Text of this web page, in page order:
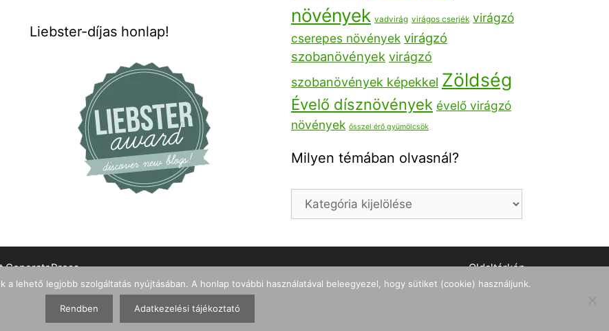
Liebster-díjas honlap!
növények vadvirág virágos cserjék virágzó
cserepes növények virágzó
szobanövények virágzó
szobanövények képekkel Zöldség
Évelő dísznövények évelő virágzó
növények ősszel érő gyümölcsök
Milyen témában olvasnál?
Oldaltérkép
Adatkezelési tájékoztató
GeneratePress
Optimized by PhastPress
a lehető legjobb szolgáltatás nyújtásában. A honlap további használatával beleegyezel, hogy sütiket (cookie) használjunk.
Rendben Adatkezelési tájékoztató